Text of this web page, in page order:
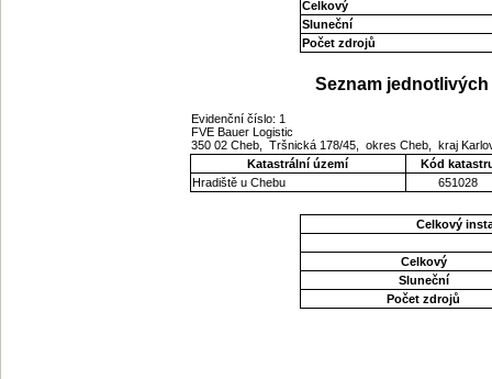
Celkový
Sluneční
Počet zdrojů
Seznam
Evidenční číslo: 1
FVE Bauer Logistic
350 02 Cheb, Tršnická 178/45, okres Cheb, kraj
Katastrální území
Kód
Hradiště u Chebu
651028
Celkový
Celkový
Sluneční
Počet zdrojů